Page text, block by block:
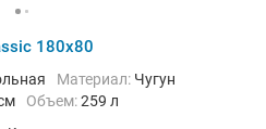
180x80
Материал: Чугун
Объем:259 л